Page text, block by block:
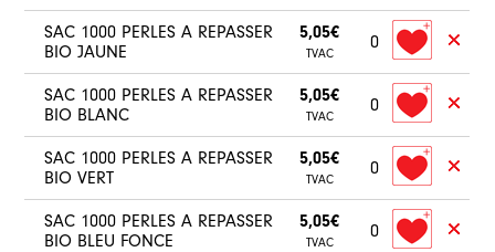
SAC 1000 PERLES A REPASSER
BIO JAUNE
5,05€
TVAC
0
SAC 1000 PERLES A REPASSER
BIO BLANC
5,05€
TVAC
0
SAC 1000 PERLES A REPASSER
BIO VERT
5,05€
TVAC
0
SAC 1000 PERLES A REPASSER
BIO BLEU FONCE
5,05€
TVAC
0